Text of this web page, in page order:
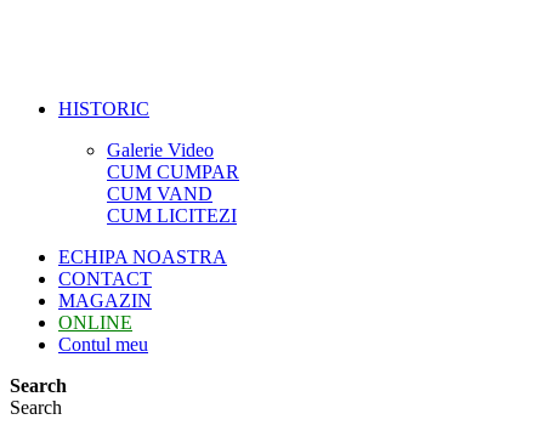
HISTORIC
Galerie Video
CUM CUMPAR
CUM VAND
CUM LICITEZI
ECHIPA NOASTRA
CONTACT
MAGAZIN
ONLINE
Contul meu
Search
Search